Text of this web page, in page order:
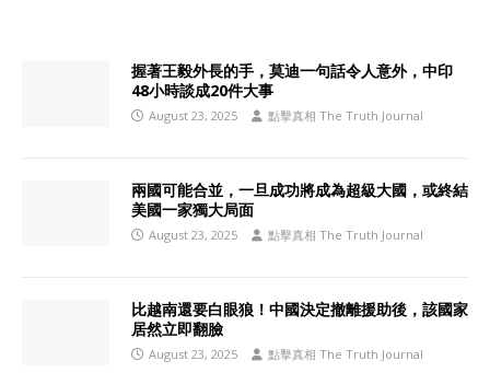
握著王毅外長的手，莫迪一句話令人意外，中印
48小時談成20件大事
August 23, 2025 點擊真相 The Truth Journal
兩國可能合並，一旦成功將成為超級大國，或終結
美國一家獨大局面
August 23, 2025 點擊真相 The Truth Journal
比越南還要白眼狼！中國決定撤離援助後，該國家
居然立即翻臉
August 23, 2025 點擊真相 The Truth Journal